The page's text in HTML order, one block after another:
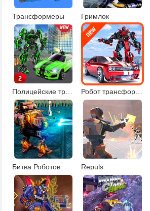
Трансформеры Гримлок
Полицейские трансформеры Робот трансформер 2
Битва Роботов Repuls